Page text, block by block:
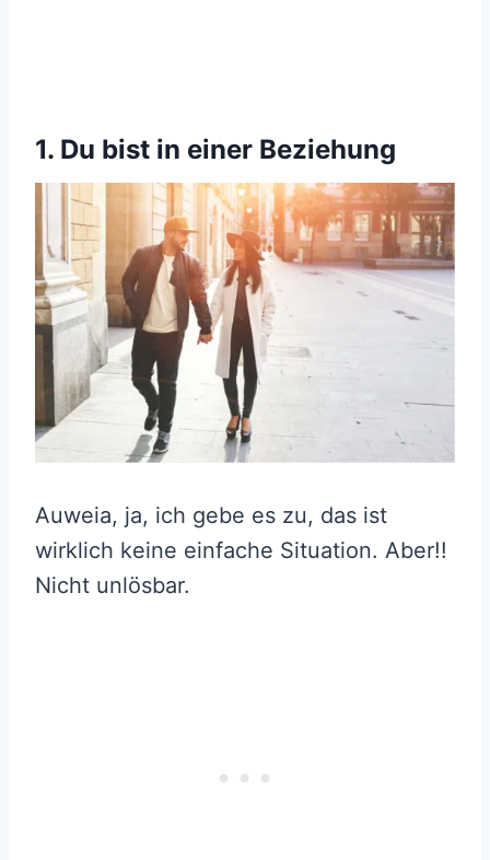
1. Du bist in einer Beziehung
Auweia, ja, ich gebe es zu, das ist
wirklich keine einfache Situation. Aber!!
Nicht unlösbar.